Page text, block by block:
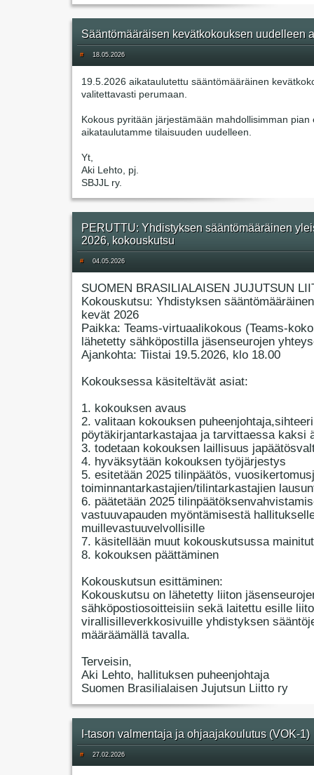
Sääntömääräisen kevätkokouksen uudelleen
# 18.05.2026
19.5.2026 aikataulutettu sääntömääräinen
valitettavasti perumaan.
Kokous pyritään järjestämään mahdollisimman pian
aikataulutamme tilaisuuden uudelleen.
Yt,
Aki Lehto, pj.
SBJJL ry.
PERUTTU: Yhdistyksen sääntömääräinen
2026, kokouskutsu
# 04.05.2026
SUOMEN BRASILIALAISEN JUJUTSUN
Kokouskutsu: Yhdistyksen
kevät 2026
Paikka: Teams-virtuaalikokous (Teams-
lähetetty sähköpostilla jäsenseurojen
Ajankohta: Tiistai 19.5.2026, klo 18.00
Kokouksessa käsiteltävät asiat:
1. kokouksen avaus
2. valitaan kokouksen
pöytäkirjantarkastajaa ja tarvittaessa kaksi
3. todetaan kokouksen laillisuus
4. hyväksytään kokouksen työjärjestys
5. esitetään 2025 tilinpäätös,
toiminnantarkastajien/tilintarkastajien
6. päätetään 2025
vastuuvapauden myöntämisestä
muillevastuuvelvollisille
7. käsitellään muut kokouskutsussa
8. kokouksen päättäminen
Kokouskutsun esittäminen:
Kokouskutsu on lähetetty liiton
sähköpostiosoitteisiin sekä laitettu esille
virallisilleverkkosivuille yhdistyksen
määräämällä tavalla.
Terveisin,
Aki Lehto, hallituksen puheenjohtaja
Suomen Brasilialaisen Jujutsun Liitto ry
I-tason valmentaja ja ohjaajakoulutus (VOK-1)
# 27.02.2026